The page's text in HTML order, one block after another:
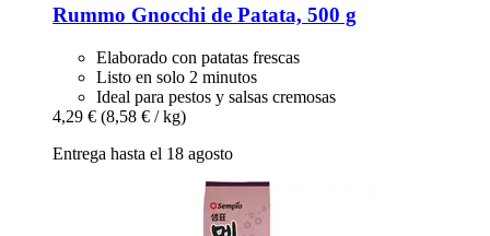
Rummo Gnocchi de Patata, 500 g
Elaborado con patatas frescas
Listo en solo 2 minutos
Ideal para pestos y salsas cremosas
4,29 € (8,58 € / kg)
Entrega hasta el 18 agosto